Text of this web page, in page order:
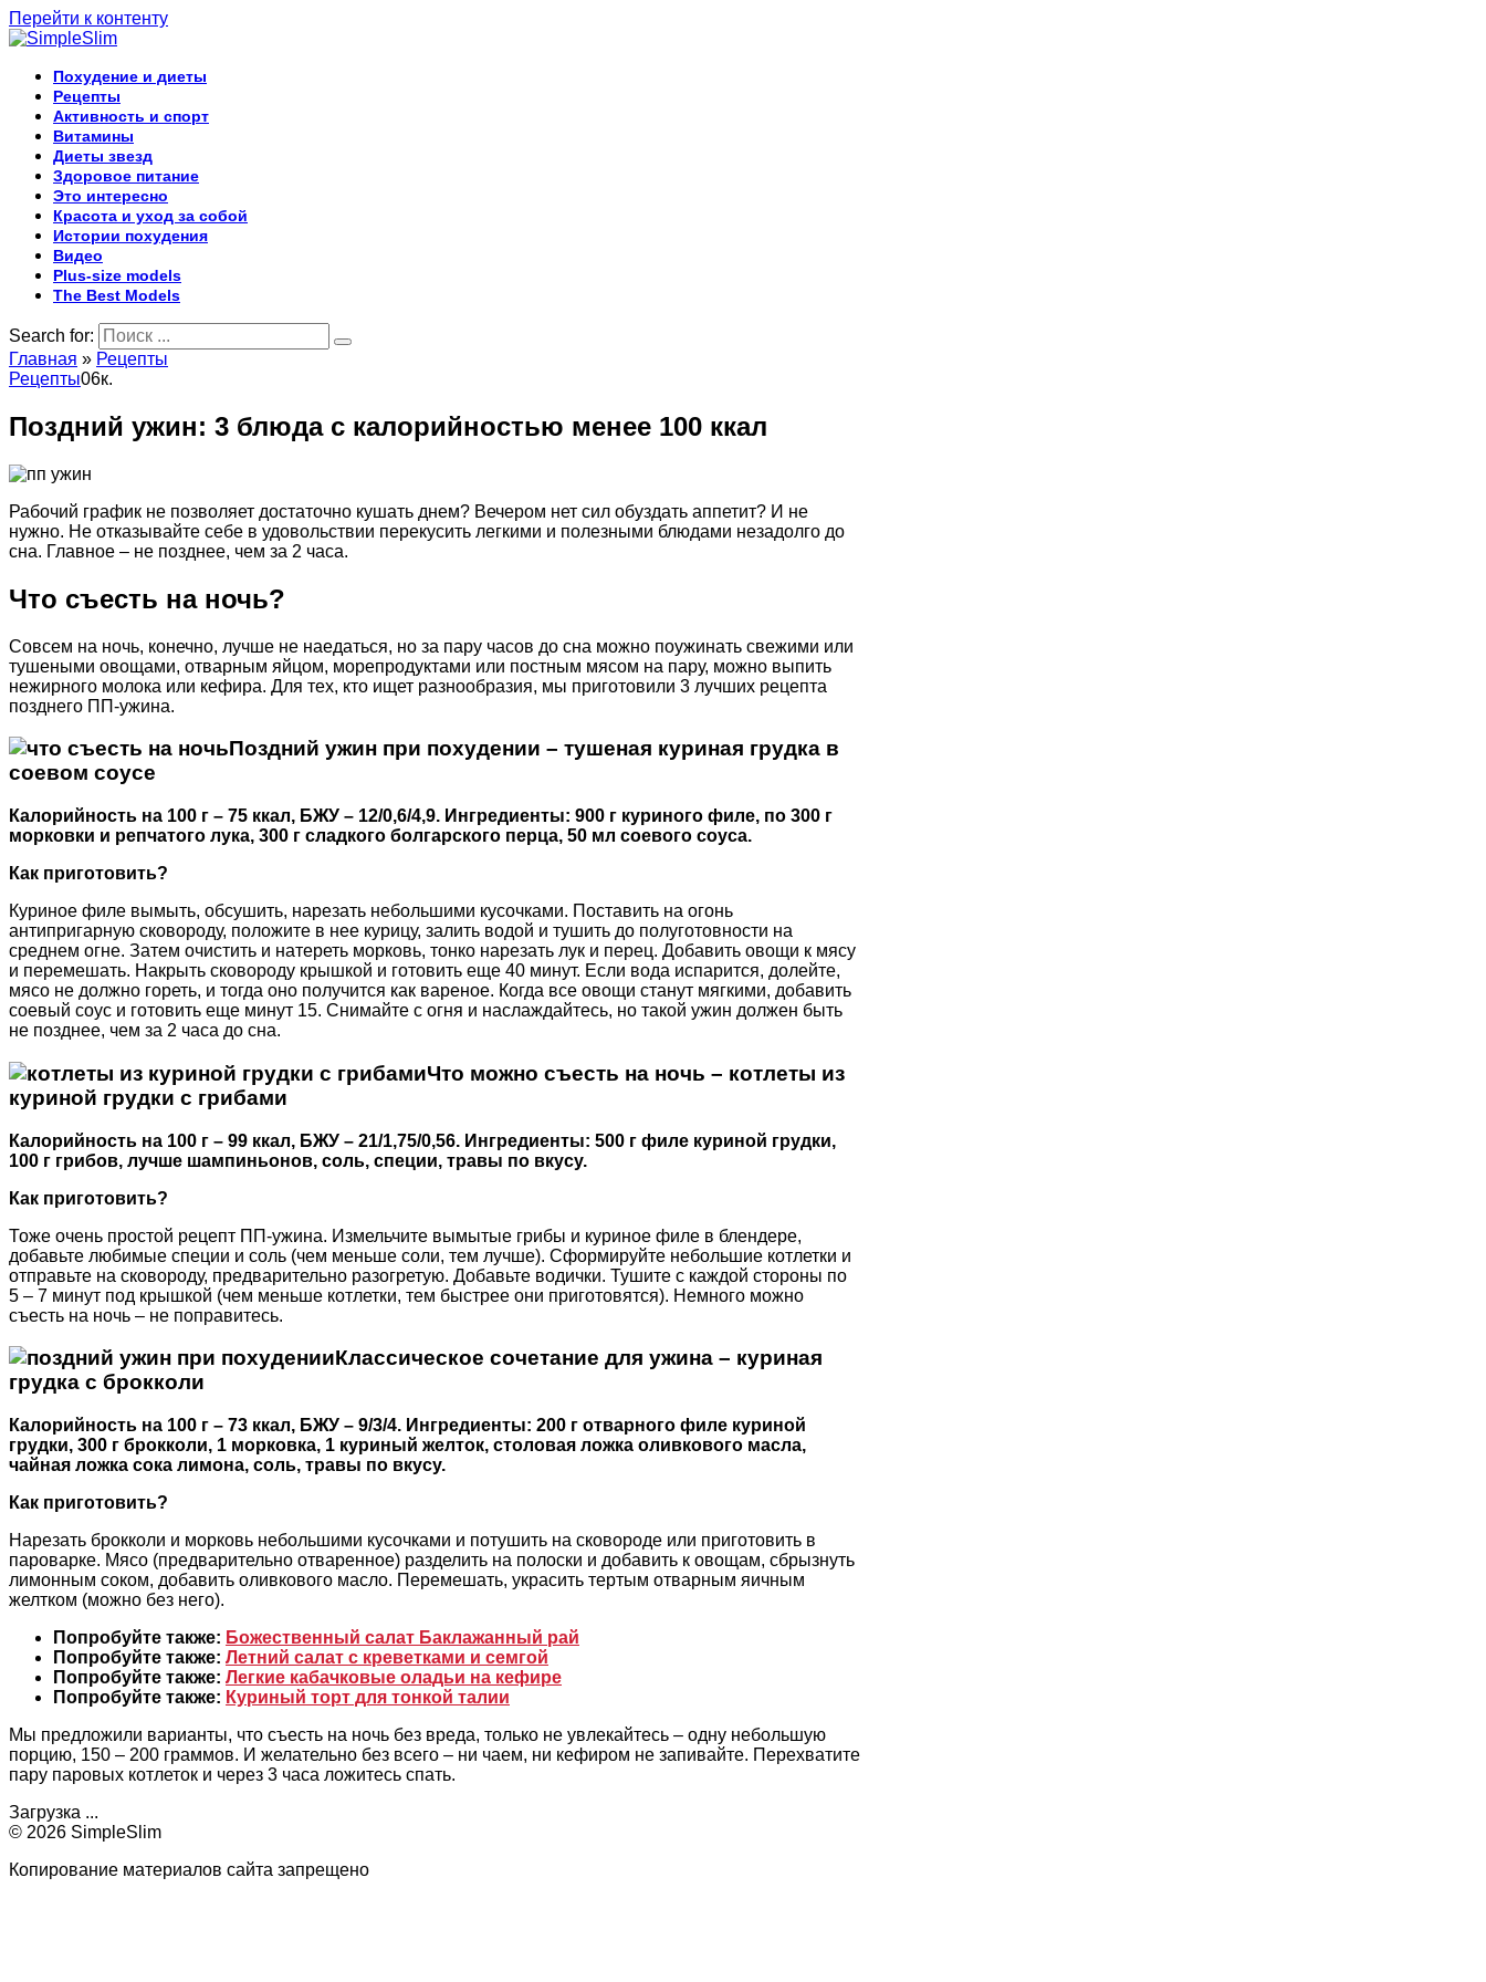
Перейти к контенту
Похудение и диеты
Рецепты
Активность и спорт
Витамины
Диеты звезд
Здоровое питание
Это интересно
Красота и уход за собой
Истории похудения
Видео
Plus-size models
The Best Models
Search for:
Главная » Рецепты
Рецепты06к.
Поздний ужин: 3 блюда с калорийностью менее 100 ккал
Рабочий график не позволяет достаточно кушать днем? Вечером нет сил обуздать аппетит? И не
нужно. Не отказывайте себе в удовольствии перекусить легкими и полезными блюдами незадолго до
сна. Главное – не позднее, чем за 2 часа.
Что съесть на ночь?
Совсем на ночь, конечно, лучше не наедаться, но за пару часов до сна можно поужинать свежими или
тушеными овощами, отварным яйцом, морепродуктами или постным мясом на пару, можно выпить
нежирного молока или кефира. Для тех, кто ищет разнообразия, мы приготовили 3 лучших рецепта
позднего ПП-ужина.
Поздний ужин при похудении – тушеная куриная грудка в
соевом соусе
Калорийность на 100 г – 75 ккал, БЖУ – 12/0,6/4,9. Ингредиенты: 900 г куриного филе, по 300 г
морковки и репчатого лука, 300 г сладкого болгарского перца, 50 мл соевого соуса.
Как приготовить?
Куриное филе вымыть, обсушить, нарезать небольшими кусочками. Поставить на огонь
антипригарную сковороду, положите в нее курицу, залить водой и тушить до полуготовности на
среднем огне. Затем очистить и натереть морковь, тонко нарезать лук и перец. Добавить овощи к мясу
и перемешать. Накрыть сковороду крышкой и готовить еще 40 минут. Если вода испарится, долейте,
мясо не должно гореть, и тогда оно получится как вареное. Когда все овощи станут мягкими, добавить
соевый соус и готовить еще минут 15. Снимайте с огня и наслаждайтесь, но такой ужин должен быть
не позднее, чем за 2 часа до сна.
Что можно съесть на ночь – котлеты из
куриной грудки с грибами
Калорийность на 100 г – 99 ккал, БЖУ – 21/1,75/0,56. Ингредиенты: 500 г филе куриной грудки,
100 г грибов, лучше шампиньонов, соль, специи, травы по вкусу.
Как приготовить?
Тоже очень простой рецепт ПП-ужина. Измельчите вымытые грибы и куриное филе в блендере,
добавьте любимые специи и соль (чем меньше соли, тем лучше). Сформируйте небольшие котлетки и
отправьте на сковороду, предварительно разогретую. Добавьте водички. Тушите с каждой стороны по
5 – 7 минут под крышкой (чем меньше котлетки, тем быстрее они приготовятся). Немного можно
съесть на ночь – не поправитесь.
Классическое сочетание для ужина – куриная
грудка с брокколи
Калорийность на 100 г – 73 ккал, БЖУ – 9/3/4. Ингредиенты: 200 г отварного филе куриной
грудки, 300 г брокколи, 1 морковка, 1 куриный желток, столовая ложка оливкового масла,
чайная ложка сока лимона, соль, травы по вкусу.
Как приготовить?
Нарезать брокколи и морковь небольшими кусочками и потушить на сковороде или приготовить в
пароварке. Мясо (предварительно отваренное) разделить на полоски и добавить к овощам, сбрызнуть
лимонным соком, добавить оливкового масло. Перемешать, украсить тертым отварным яичным
желтком (можно без него).
Попробуйте также: Божественный салат Баклажанный рай
Попробуйте также: Летний салат с креветками и семгой
Попробуйте также: Легкие кабачковые оладьи на кефире
Попробуйте также: Куриный торт для тонкой талии
Мы предложили варианты, что съесть на ночь без вреда, только не увлекайтесь – одну небольшую
порцию, 150 – 200 граммов. И желательно без всего – ни чаем, ни кефиром не запивайте. Перехватите
пару паровых котлеток и через 3 часа ложитесь спать.
Загрузка ...
© 2026 SimpleSlim
Копирование материалов сайта запрещено